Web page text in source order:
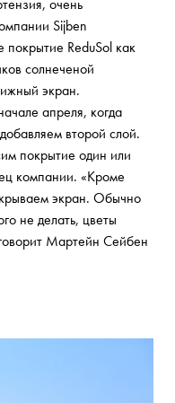
очень
Sijben
ReduSol как
солнеченой
экран.
апреля, когда
второй слой.
покрытие один или
компании. «Кроме
экран. Обычно
не делать, цветы
Мартейн Сейбен